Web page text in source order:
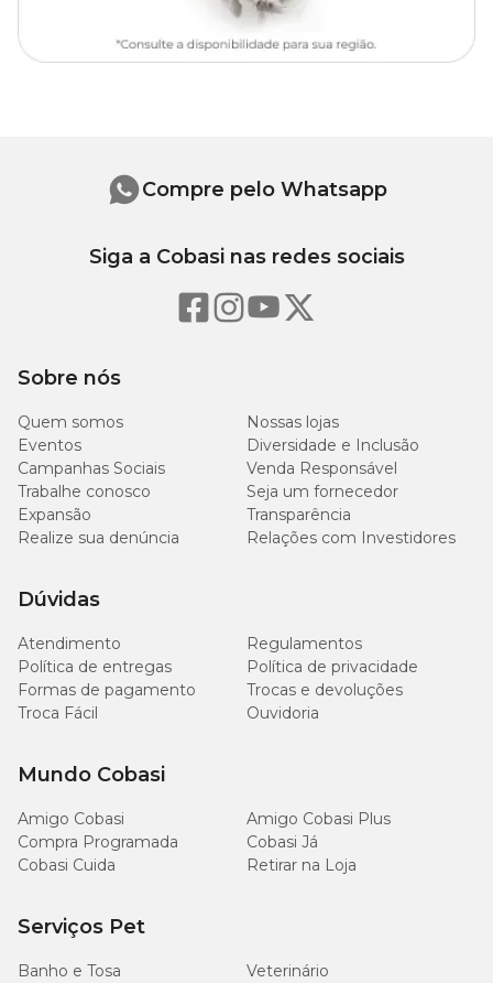
Sobre nós
Quem somos
Nossas lojas
Eventos
Diversidade e Inclusão
Campanhas Sociais
Venda Responsável
Trabalhe conosco
Seja um fornecedor
Expansão
Transparência
Realize sua denúncia
Relações com Investidores
Dúvidas
Atendimento
Regulamentos
Política de entregas
Política de privacidade
Formas de pagamento
Trocas e devoluções
Troca Fácil
Ouvidoria
Mundo Cobasi
Amigo Cobasi
Amigo Cobasi Plus
Compra Programada
Cobasi Já
Cobasi Cuida
Retirar na Loja
Serviços Pet
Banho e Tosa
Veterinário
Compre pelo Whatsapp
Siga a Cobasi nas redes sociais